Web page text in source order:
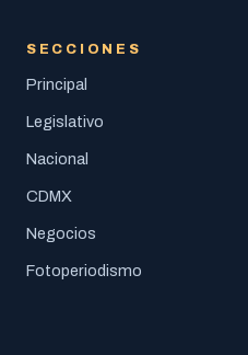
SECCIONES
Principal
Legislativo
Nacional
CDMX
Negocios
Fotoperiodismo